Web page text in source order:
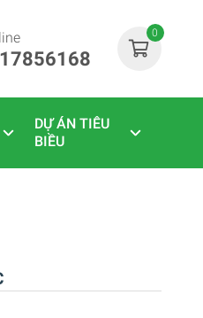
0
DỰ ÁN TIÊU
BIỀU